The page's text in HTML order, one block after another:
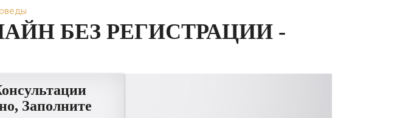
БЕЗ РЕГИСТРАЦИИ -
Заполните